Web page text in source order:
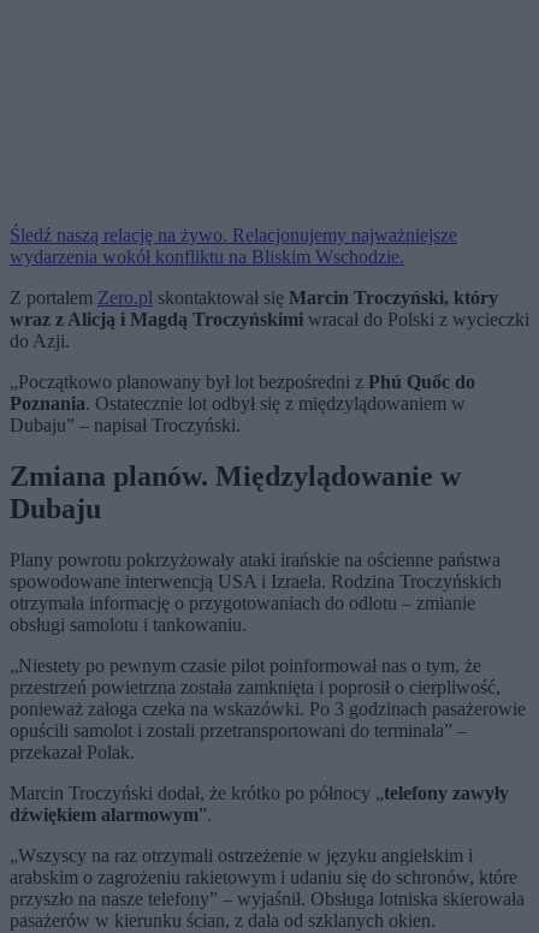
Śledź naszą relację na żywo. Relacjonujemy najważniejsze
wydarzenia wokół konfliktu na Bliskim Wschodzie.
Z portalem Zero.pl skontaktował się Marcin Troczyński, który
wraz z Alicją i Magdą Troczyńskimi wracał do Polski z wycieczki
do Azji.
„Początkowo planowany był lot bezpośredni z Phú Quốc do
Poznania. Ostatecznie lot odbył się z międzylądowaniem w
Dubaju” – napisał Troczyński.
Zmiana planów. Międzylądowanie w
Dubaju
Plany powrotu pokrzyżowały ataki irańskie na ościenne państwa
spowodowane interwencją USA i Izraela. Rodzina Troczyńskich
otrzymała informację o przygotowaniach do odlotu – zmianie
obsługi samolotu i tankowaniu.
„Niestety po pewnym czasie pilot poinformował nas o tym, że
przestrzeń powietrzna została zamknięta i poprosił o cierpliwość,
ponieważ załoga czeka na wskazówki. Po 3 godzinach pasażerowie
opuścili samolot i zostali przetransportowani do terminala” –
przekazał Polak.
Marcin Troczyński dodał, że krótko po północy „telefony zawyły
dźwiękiem alarmowym”.
„Wszyscy na raz otrzymali ostrzeżenie w języku angielskim i
arabskim o zagrożeniu rakietowym i udaniu się do schronów, które
przyszło na nasze telefony” – wyjaśnił. Obsługa lotniska skierowała
pasażerów w kierunku ścian, z dala od szklanych okien.